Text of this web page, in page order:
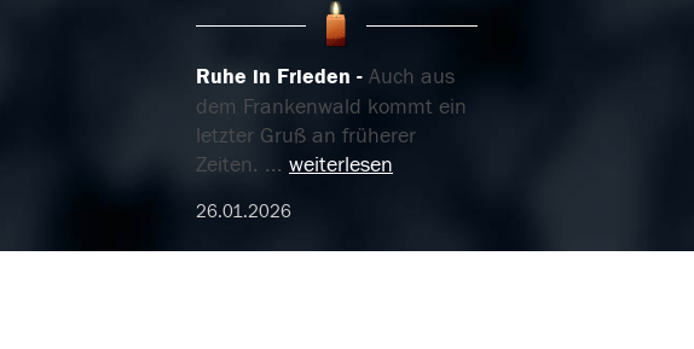
Ruhe in Frieden
Auch aus
dem Frankenwald kommt ein
letzter Gruß an früherer
Zeiten. ... weiterlesen
26.01.2026